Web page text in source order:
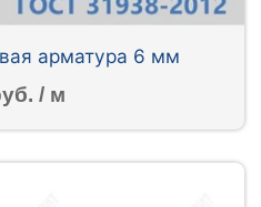
арматура 6 мм
/ м